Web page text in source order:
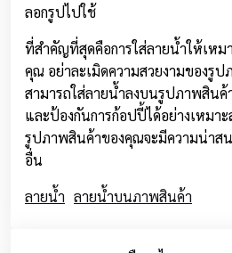
ลอกรูปไปใช้
ที่สำคัญที่สุดคือการใส่ลายน้ำให้เห
คุณ อย่าละเมิดความสวยงามของรู
สามารถใส่ลายน้ำลงบนรูปภาพสินค้
และป้องกันการก้อปปี้ได้อย่างเหมา
รูปภาพสินค้าของคุณจะมีความน่าส
อื่น
ลายน้ำ ลายน้ำบนภาพสินค้า